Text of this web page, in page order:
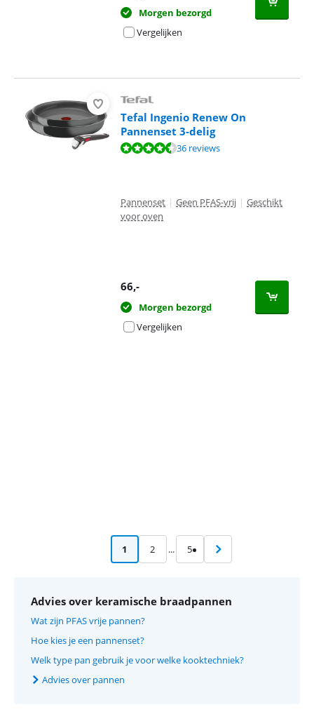
Morgen bezorgd
Vergelijken
Tefal Ingenio Renew On
Pannenset 3-delig
Beoordeling is 8,9 van de 10, gebaseerd op 36 reviews.
36 reviews
Pannenset | Geen PFAS-vrij | Geschikt
voor oven
66,-
Morgen bezorgd
Vergelijken
1 2 ... 5
Advies over keramische braadpannen
Wat zijn PFAS vrije pannen?
Hoe kies je een pannenset?
Welk type pan gebruik je voor welke kooktechniek?
Advies over pannen